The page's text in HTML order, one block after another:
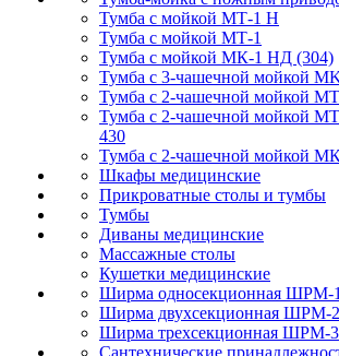
Тумба с мойкой МТ-1 Н
Тумба с мойкой МТ-1
Тумба с мойкой МК-1 НД (304)
Тумба с 3-чашечной мойкой
Тумба с 2-чашечной мойкой
Тумба с 2-чашечной мойкой
430
Тумба с 2-чашечной мойкой
Шкафы медицинские
Прикроватные столы и тумбы
Тумбы
Диваны медицинские
Массажные столы
Кушетки медицинские
Ширма односекционная ШРМ-1
Ширма двухсекционная ШРМ-2
Ширма трехсекционная ШРМ-3
Сантехнические